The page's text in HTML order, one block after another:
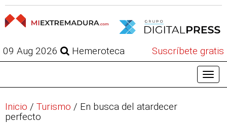
09 Aug 2026 Hemeroteca Suscríbete gratis
Inicio / Turismo / En busca del atardecer
perfecto